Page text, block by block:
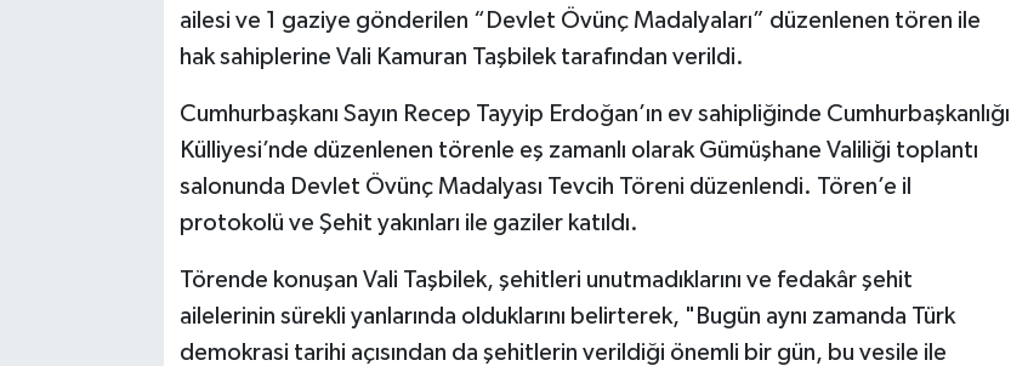
ailesi ve 1 gaziye gönderilen “Devlet Övünç Madalyaları” düzenlenen tören ile
hak sahiplerine Vali Kamuran Taşbilek tarafından verildi.
Cumhurbaşkanı Sayın Recep Tayyip Erdoğan’ın ev sahipliğinde Cumhurbaşkanlığı
Külliyesi’nde düzenlenen törenle eş zamanlı olarak Gümüşhane Valiliği toplantı
salonunda Devlet Övünç Madalyası Tevcih Töreni düzenlendi. Tören’e il
protokolü ve Şehit yakınları ile gaziler katıldı.
Törende konuşan Vali Taşbilek, şehitleri unutmadıklarını ve fedakâr şehit
ailelerinin sürekli yanlarında olduklarını belirterek, "Bugün aynı zamanda Türk
demokrasi tarihi açısından da şehitlerin verildiği önemli bir gün, bu vesile ile